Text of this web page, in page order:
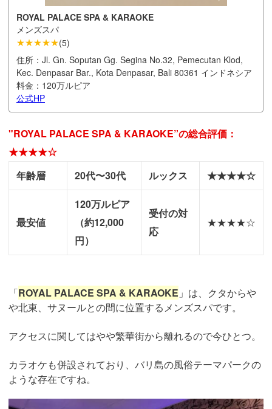
ROYAL PALACE SPA & KARAOKE
メンズスパ
★★★★★(5)
住所： Jl. Gn. Soputan Gg. Segina No.32, Pemecutan Klod,
Kec. Denpasar Bar., Kota Denpasar, Bali 80361 インドネシア
料金： 120万ルピア
公式HP
"ROYAL PALACE SPA & KARAOKE”の総合評価：
★★★★☆
年齢層
20代〜30代 ルックス ★★★★☆
最安値
120万ルピア
（約12,000
円）
受付の対
応
★★★★☆
「ROYAL PALACE SPA & KARAOKE 」は、クタからや
や北東、サヌールとの間に位置するメンズスパです。
アクセスに関してはやや繁華街から離れるので今ひとつ。
カラオケも併設されており、バリ島の風俗テーマパークの
ような存在ですね。